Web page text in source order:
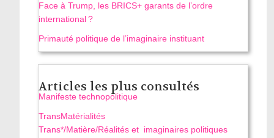
Face à Trump, les BRICS+ garants de l’ordre
international ?
Primauté politique de l’imaginaire instituant
Articles les plus consultés
Manifeste technopolitique
TransMatérialités
Trans*/Matière/Réalités et imaginaires politiques